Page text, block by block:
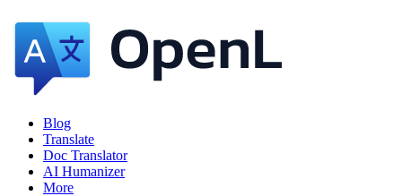
Blog
Translate
Doc Translator
AI Humanizer
More